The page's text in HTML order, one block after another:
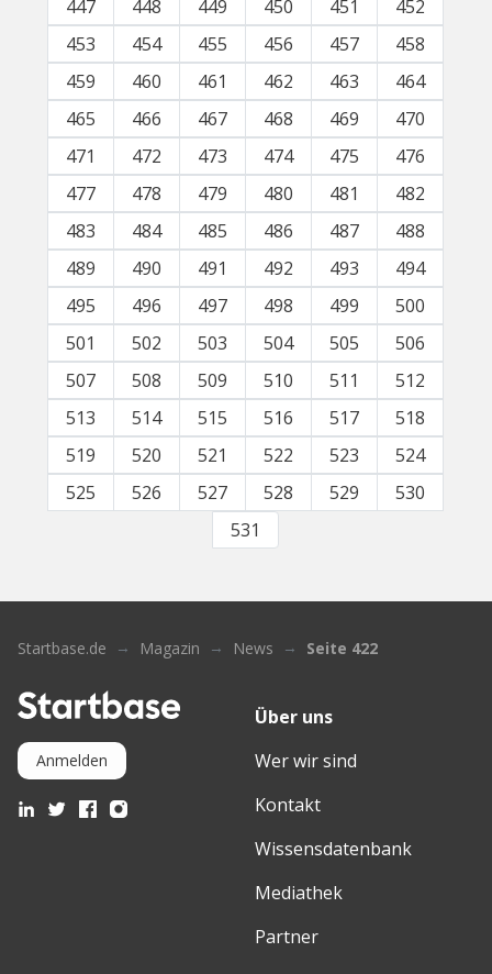
447 448 449 450 451
452
453
454 455 456 457
458
459
460 461 462 463
464
465
466 467 468 469
470
471
472 473 474 475
476
477
478 479 480 481
482
483
484 485 486 487
488
489
490 491 492 493
494
495
496 497 498 499
500
501
502 503 504 505
506
507
508 509 510 511
512
513
514 515 516 517
518
519
520 521 522 523
524
525
526 527 528 529
530
531
Startbase.de Magazin News Seite 422
Anmelden
Über uns
Wer wir sind
Kontakt
Wissensdatenbank
Mediathek
Partner